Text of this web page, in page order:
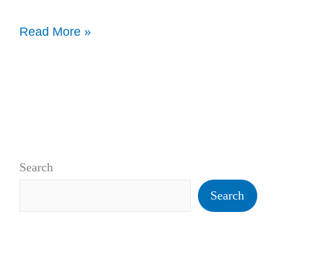
Read More »
Search
Search